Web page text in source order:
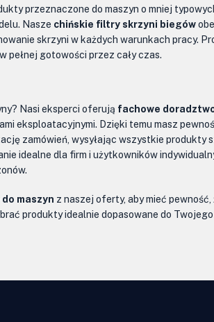
przeznaczone do maszyn o mniej
Nasze chińskie filtry skrzyni biegów
skrzyni w każdych warunkach pracy.
pełnej gotowości przez cały czas.
Nasi eksperci oferują fachowe
eksploatacyjnymi. Dzięki temu masz
zamówień, wysyłając wszystkie
idealne dla firm i użytkowników
maszyn z naszej oferty, aby mieć
produkty idealnie dopasowane do